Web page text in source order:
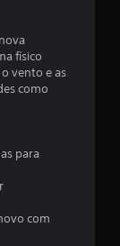
físico
vento e as
como
para
com